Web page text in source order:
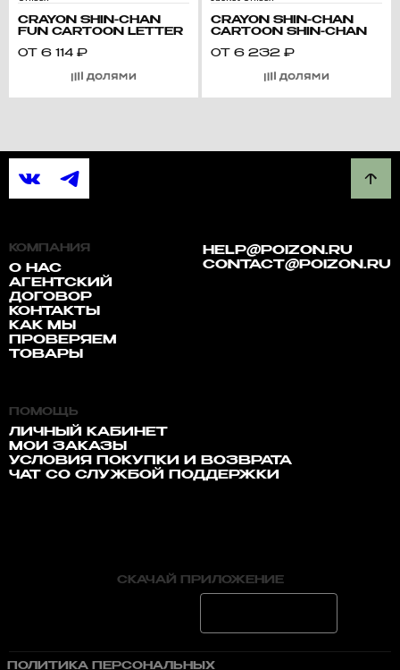
CRAYON SHIN-CHAN
FUN CARTOON LETTER
THICK WARM HOODED
ОТ 6 114 ₽
CRAYON SHIN-CHAN
CARTOON SHIN-CHAN
LOOSE WARM
DOWN JACKET UNISEX
ОТ 6 232 ₽
КОМПАНИЯ
О НАС
АГЕНТСКИЙ
ДОГОВОР
КОНТАКТЫ
КАК МЫ
ПРОВЕРЯЕМ
ТОВАРЫ
HELP@POIZON.RU
CONTACT@POIZON.RU
ПОМОЩЬ
ЛИЧНЫЙ КАБИНЕТ
МОИ ЗАКАЗЫ
УСЛОВИЯ ПОКУПКИ И ВОЗВРАТА
ЧАТ СО СЛУЖБОЙ ПОДДЕРЖКИ
СКАЧАЙ ПРИЛОЖЕНИЕ
ПОЛИТИКА ПЕРСОНАЛЬНЫХ